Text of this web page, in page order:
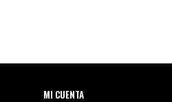
MI CUENTA